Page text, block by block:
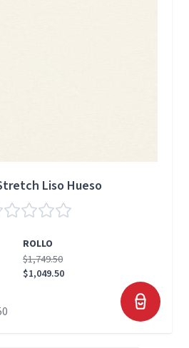
Liso Hueso
ROLLO
$1,749.50
$1,049.50